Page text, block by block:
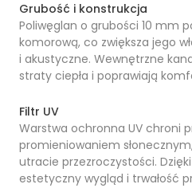
Grubość i konstrukcja
Poliwęglan o grubości 10 mm
komorową, co zwiększa jego
i akustyczne. Wewnętrzne
straty ciepła i poprawiają
Filtr UV
Warstwa ochronna UV chroni
promieniowaniem
utracie przezroczystości.
estetyczny wygląd i trwałość